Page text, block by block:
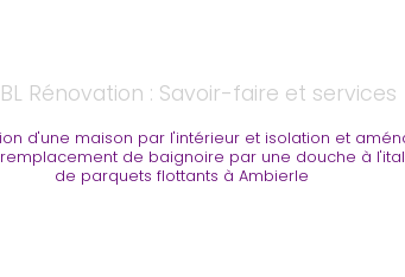
Rénovation : Savoir-faire et services
d'une maison par l'intérieur et isolation et
de baignoire par une douche à
de parquets flottants à Ambierle